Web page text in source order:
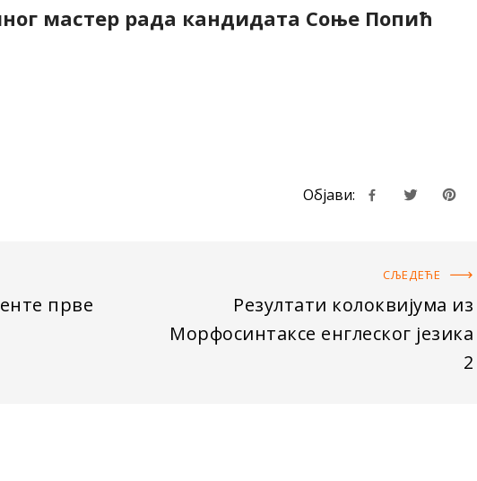
мастер рада кандидата Соње Попић
Објави:
прве
СЉЕДЕЋE
Резултати колоквијума из
Морфосинтаксе енглеског језика
2